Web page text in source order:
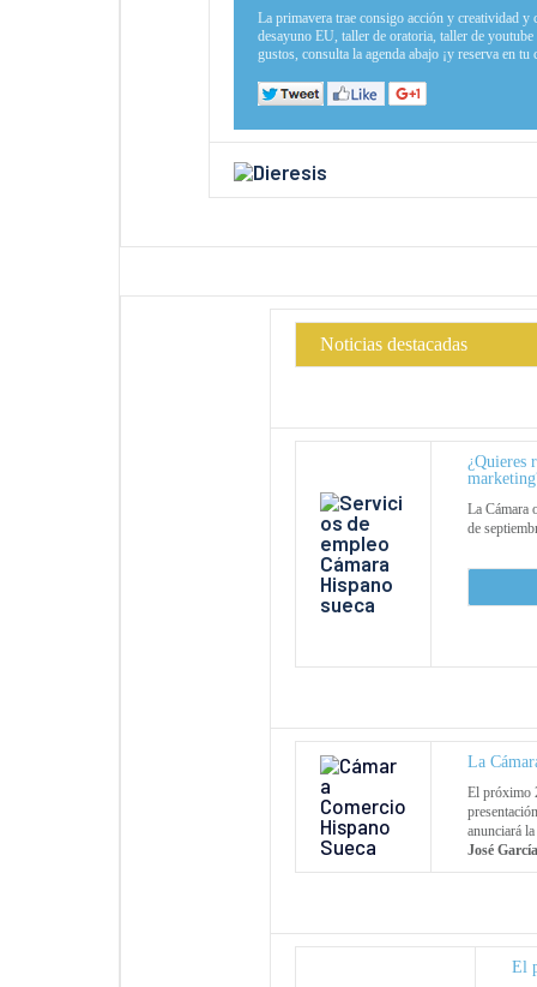
La primavera trae consigo acción y creatividad y
desayuno EU, taller de oratoria, taller de
gustos, consulta la agenda abajo ¡y reserva en tu
Noticias destacadas
¿Quieres
La Cámara
de
La
El próximo
anunciará
José
El